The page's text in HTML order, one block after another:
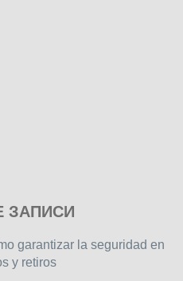
ЗАПИСИ
garantizar la seguridad en
y retiros